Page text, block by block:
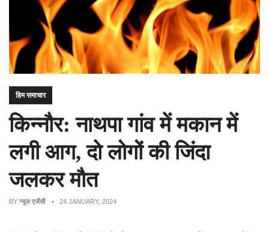
हिम समाचार
किन्नौर: नाथपा गांव में मकान में
लगी आग, दो लोगों की जिंदा
जलकर मौत
BY न्यूज़ एजेंसी • 24 JANUARY, 2024